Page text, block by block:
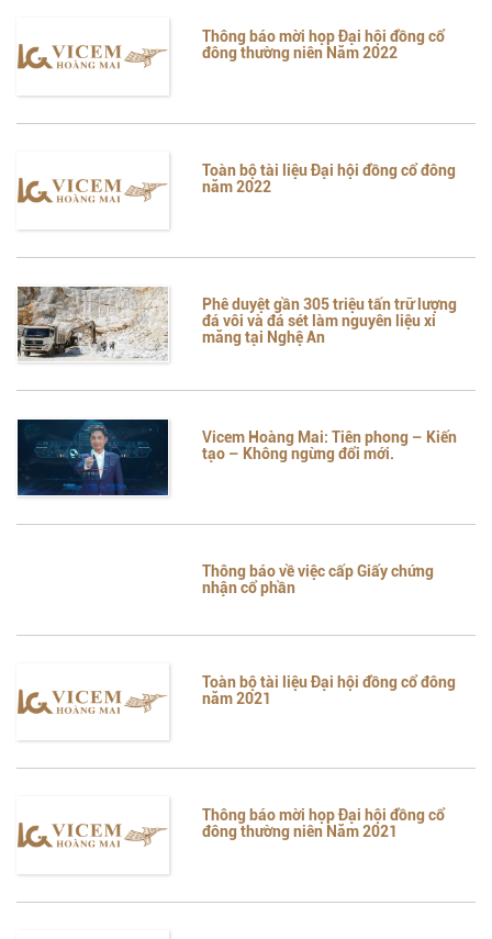
Thông báo mời họp Đại hội đồng cổ
đông thường niên Năm 2022
Toàn bộ tài liệu Đại hội đồng cổ đông
năm 2022
Phê duyệt gần 305 triệu tấn trữ lượng
đá vôi và đá sét làm nguyên liệu xi
măng tại Nghệ An
Vicem Hoàng Mai: Tiên phong – Kiến
tạo – Không ngừng đổi mới.
Thông báo về việc cấp Giấy chứng
nhận cổ phần
Toàn bộ tài liệu Đại hội đồng cổ đông
năm 2021
Thông báo mời họp Đại hội đồng cổ
đông thường niên Năm 2021